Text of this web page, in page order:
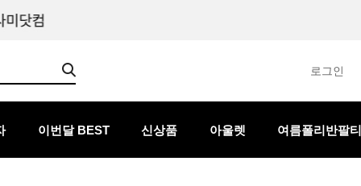
로그인
이번달 BEST 신상품 아울렛 여름폴리반팔